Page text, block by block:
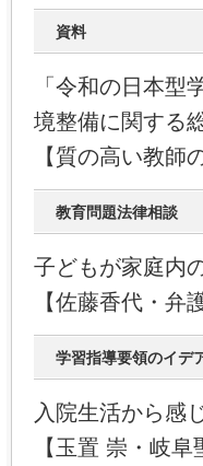
資料
「令和の日本
境整備に関する
【質の高い教師
教育問題法律相談
子どもが家庭内
【佐藤香代・弁
学習指導要領のイデ
入院生活から感
【玉置 崇・岐